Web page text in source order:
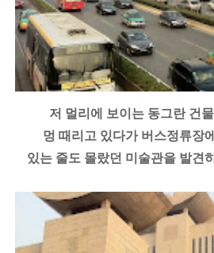
저 멀리에 보이는 동그란 건
멍 때리고 있다가 버스정류장
있는 줄도 몰랐던 미술관을 발견